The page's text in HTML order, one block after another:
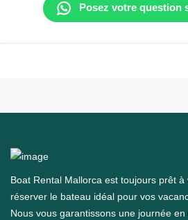
Posez votre question
Boat Rental Mallorca est toujours prêt
réserver le bateau idéal pour vos
Nous vous garantissons une journée